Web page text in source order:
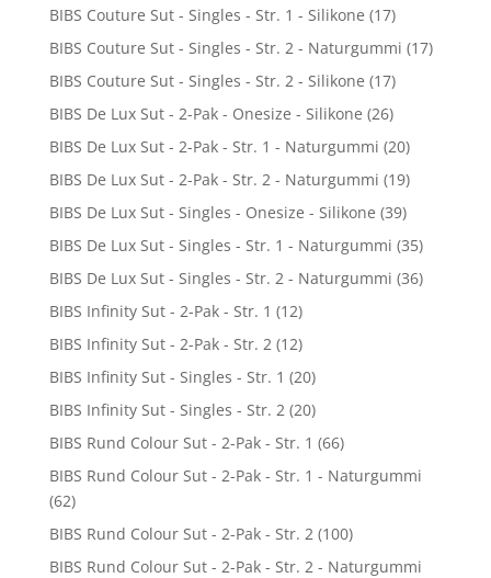
BIBS Couture Sut - Singles - Str. 1 - Silikone (17)
BIBS Couture Sut - Singles - Str. 2 - Naturgummi (17)
BIBS Couture Sut - Singles - Str. 2 - Silikone (17)
BIBS De Lux Sut - 2-Pak - Onesize - Silikone (26)
BIBS De Lux Sut - 2-Pak - Str. 1 - Naturgummi (20)
BIBS De Lux Sut - 2-Pak - Str. 2 - Naturgummi (19)
BIBS De Lux Sut - Singles - Onesize - Silikone (39)
BIBS De Lux Sut - Singles - Str. 1 - Naturgummi (35)
BIBS De Lux Sut - Singles - Str. 2 - Naturgummi (36)
BIBS Infinity Sut - 2-Pak - Str. 1 (12)
BIBS Infinity Sut - 2-Pak - Str. 2 (12)
BIBS Infinity Sut - Singles - Str. 1 (20)
BIBS Infinity Sut - Singles - Str. 2 (20)
BIBS Rund Colour Sut - 2-Pak - Str. 1 (66)
BIBS Rund Colour Sut - 2-Pak - Str. 1 - Naturgummi
(62)
BIBS Rund Colour Sut - 2-Pak - Str. 2 (100)
BIBS Rund Colour Sut - 2-Pak - Str. 2 - Naturgummi